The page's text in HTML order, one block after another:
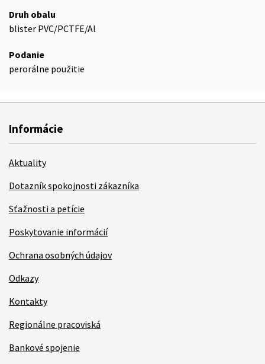
Druh obalu
blister PVC/PCTFE/Al
Podanie
perorálne použitie
Informácie
Aktuality
Dotazník spokojnosti zákazníka
Sťažnosti a petície
Poskytovanie informácií
Ochrana osobných údajov
Odkazy
Kontakty
Regionálne pracoviská
Bankové spojenie